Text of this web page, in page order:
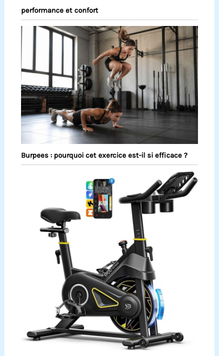
performance et confort
Burpees : pourquoi cet exercice est-il si efficace ?